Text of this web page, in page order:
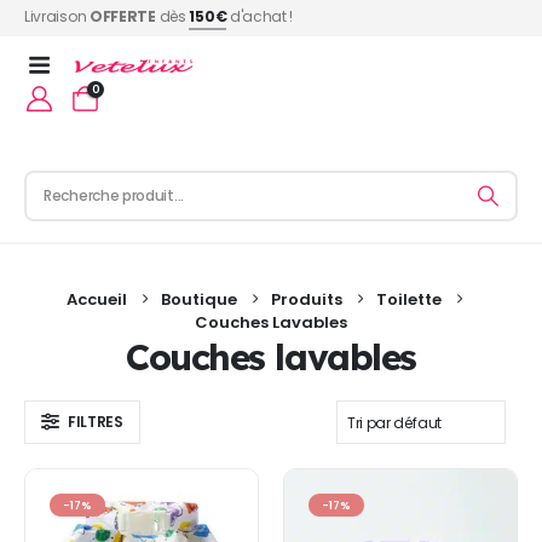
Livraison OFFERTE dès150€d'achat !
0
Accueil Boutique Produits
Toilette
Couches Lavables
Couches lavables
FILTRES
-17% -17%